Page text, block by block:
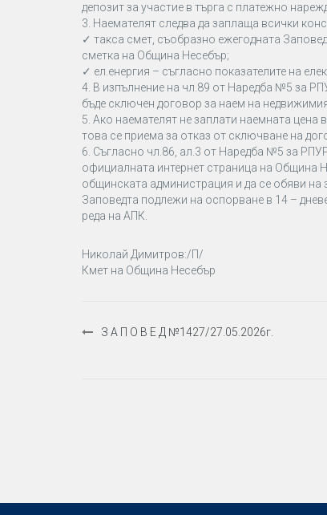
депозит за участие в търга с платежно
3. Наемателят следва да заплаща всички
✓ такса смет, съобразно ежегодната
сметка на Община Несебър;
✓ ел.енергия – съгласно показателите на
4. В изпълнение на чл.89 от Наредба №5 за
бъде сключен договор за наем на
5. Ако наемателят не заплати наемната
това се приема за отказ от сключване на
6. Съгласно чл.86, ал.3 от Наредба №5 за
официалната интернет страница на Община
общинската администрация и да се обяви на
Заповедта подлежи на оспорване в 14 –
реда на АПК.
Николай Димитров:/П/
Кмет на Община Несебър
З А П О В Е Д №1427/27.05.2026г.